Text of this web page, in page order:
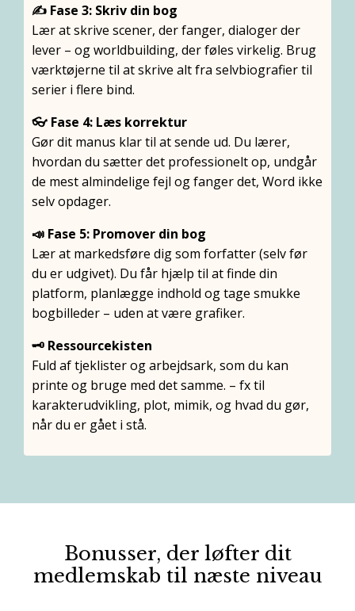
✍️ Fase 3: Skriv din bog
Lær at skrive scener, der fanger, dialoger der
lever – og worldbuilding, der føles virkelig. Brug
værktøjerne til at skrive alt fra selvbiografier til
serier i flere bind.
👓 Fase 4: Læs korrektur
Gør dit manus klar til at sende ud. Du lærer,
hvordan du sætter det professionelt op, undgår
de mest almindelige fejl og fanger det, Word ikke
selv opdager.
📣 Fase 5: Promover din bog
Lær at markedsføre dig som forfatter (selv før
du er udgivet). Du får hjælp til at finde din
platform, planlægge indhold og tage smukke
bogbilleder – uden at være grafiker.
🗝️ Ressourcekisten
Fuld af tjeklister og arbejdsark, som du kan
printe og bruge med det samme. – fx til
karakterudvikling, plot, mimik, og hvad du gør,
når du er gået i stå.
Bonusser, der løfter dit
medlemskab til næste niveau